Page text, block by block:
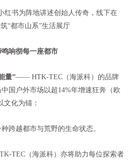
红书为阵地讲述创始人传奇，线下在
“都市山系”生活展厅
响彻每一座都市
量”—— HTK-TEC（海派科）的品牌
国户外市场以超14%年增速狂奔（欧
化为锚：
跨越都市与荒野的生命状态。
TEC（海派科）亦将助力每位探索者